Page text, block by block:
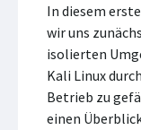
In diesem
wir uns
isolierten
Kali Linux
Betrieb zu
einen